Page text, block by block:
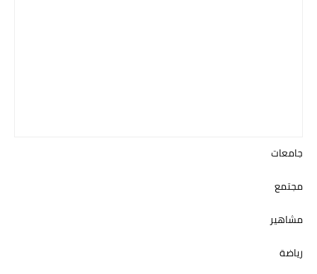
جامعات
مجتمع
مشاهير
رياضة